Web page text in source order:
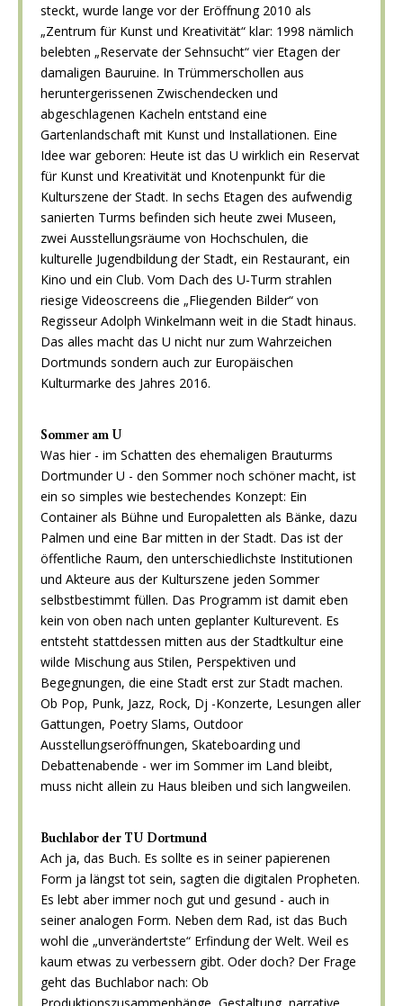
steckt, wurde lange vor der Eröffnung 2010 als
„Zentrum für Kunst und Kreativität“ klar: 1998 nämlich
belebten „Reservate der Sehnsucht“ vier Etagen der
damaligen Bauruine. In Trümmerschollen aus
heruntergerissenen Zwischendecken und
abgeschlagenen Kacheln entstand eine
Gartenlandschaft mit Kunst und Installationen. Eine
Idee war geboren: Heute ist das U wirklich ein Reservat
für Kunst und Kreativität und Knotenpunkt für die
Kulturszene der Stadt. In sechs Etagen des aufwendig
sanierten Turms befinden sich heute zwei Museen,
zwei Ausstellungsräume von Hochschulen, die
kulturelle Jugendbildung der Stadt, ein Restaurant, ein
Kino und ein Club. Vom Dach des U-Turm strahlen
riesige Videoscreens die „Fliegenden Bilder“ von
Regisseur Adolph Winkelmann weit in die Stadt hinaus.
Das alles macht das U nicht nur zum Wahrzeichen
Dortmunds sondern auch zur Europäischen
Kulturmarke des Jahres 2016.
Sommer am U
Was hier - im Schatten des ehemaligen Brauturms
Dortmunder U - den Sommer noch schöner macht, ist
ein so simples wie bestechendes Konzept: Ein
Container als Bühne und Europaletten als Bänke, dazu
Palmen und eine Bar mitten in der Stadt. Das ist der
öffentliche Raum, den unterschiedlichste Institutionen
und Akteure aus der Kulturszene jeden Sommer
selbstbestimmt füllen. Das Programm ist damit eben
kein von oben nach unten geplanter Kulturevent. Es
entsteht stattdessen mitten aus der Stadtkultur eine
wilde Mischung aus Stilen, Perspektiven und
Begegnungen, die eine Stadt erst zur Stadt machen.
Ob Pop, Punk, Jazz, Rock, Dj -Konzerte, Lesungen aller
Gattungen, Poetry Slams, Outdoor
Ausstellungseröffnungen, Skateboarding und
Debattenabende - wer im Sommer im Land bleibt,
muss nicht allein zu Haus bleiben und sich langweilen.
Buchlabor der TU Dortmund
Ach ja, das Buch. Es sollte es in seiner papierenen
Form ja längst tot sein, sagten die digitalen Propheten.
Es lebt aber immer noch gut und gesund - auch in
seiner analogen Form. Neben dem Rad, ist das Buch
wohl die „unverändertste“ Erfindung der Welt. Weil es
kaum etwas zu verbessern gibt. Oder doch? Der Frage
geht das Buchlabor nach: Ob